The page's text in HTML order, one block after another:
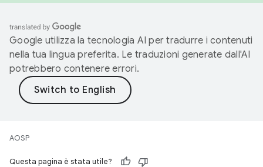
Google utilizza la tecnologia AI per tradurre i contenuti
nella tua lingua preferita. Le traduzioni generate dall'AI
potrebbero contenere errori.
AOSP
Questa pagina è stata utile?